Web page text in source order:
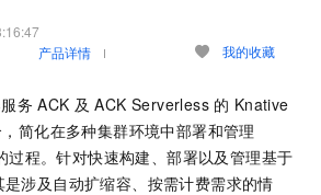
产品详情 我的收藏
务 ACK 及 ACK Serverless 的 Knative
简化在多种集群环境中部署和管理
过程。针对快速构建、部署以及管理基于
涉及自动扩缩容、按需计费需求的情